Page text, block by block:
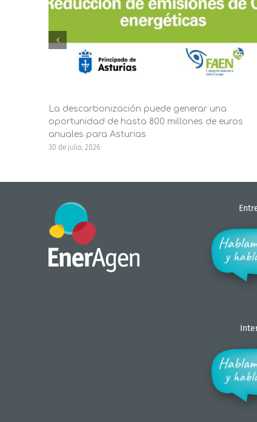
La descarbonización puede generar una
oportunidad de hasta 800 millones de euros
anuales para Asturias
30 de julio, 2026